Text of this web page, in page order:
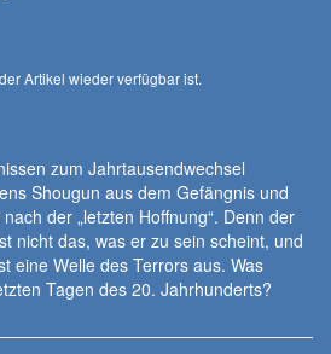
Artikel wieder verfügbar ist.
zum Jahrtausendwechsel
Shougun aus dem Gefängnis und
der „letzten Hoffnung“. Denn der
nicht das, was er zu sein scheint, und
eine Welle des Terrors aus. Was
Tagen des 20. Jahrhunderts?